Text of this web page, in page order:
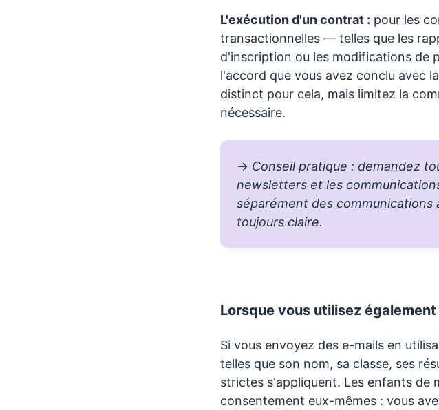
L'exécution d'un contrat : pour les
transactionnelles — telles que les
d'inscription ou les modifications de
l'accord que vous avez conclu avec
distinct pour cela, mais limitez la
nécessaire.
→ Conseil pratique : demandez
newsletters et les
séparément des
toujours claire.
Lorsque vous utilisez
Si vous envoyez des e-mails en
telles que son nom, sa classe, ses
strictes s'appliquent. Les enfants de
consentement eux-mêmes : vous